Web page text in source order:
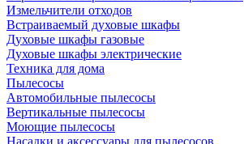
Измельчители отходов
Встраиваемый духовые шкафы
Духовые шкафы газовые
Духовые шкафы электрические
Техника для дома
Пылесосы
Автомобильные пылесосы
Вертикальные пылесосы
Моющие пылесосы
Насадки и аксессуары для пылесосов